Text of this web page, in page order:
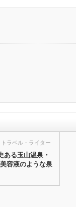
トラベル・ライター
ある玉山温泉・
容液のような泉